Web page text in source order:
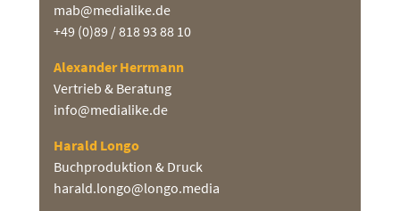
mab@medialike.de
+49 (0)89 / 818 93 88 10
Alexander Herrmann
Vertrieb & Beratung
info@medialike.de
Harald Longo
Buchproduktion & Druck
harald.longo@longo.media